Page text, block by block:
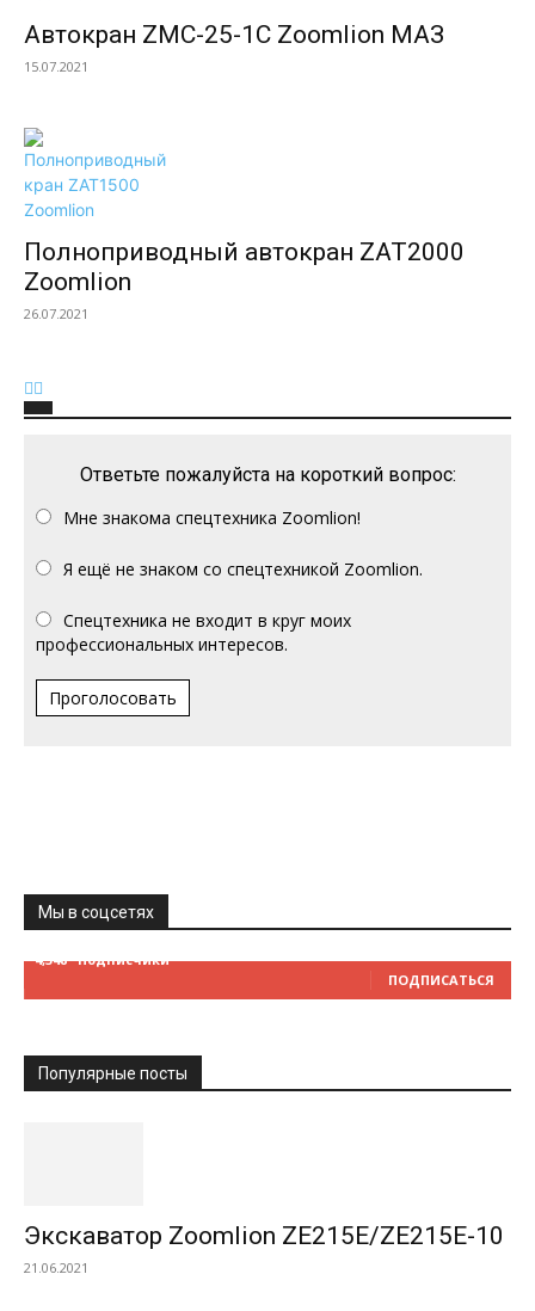
Автокран ZMC-25-1С Zoomlion МАЗ
15.07.2021
Полноприводный автокран ZAT2000
Zoomlion
26.07.2021
Ответьте пожалуйста на короткий вопрос:
Мне знакома спецтехника Zoomlion!
Я ещё не знаком со спецтехникой Zoomlion.
Спецтехника не входит в круг моих
профессиональных интересов.
Проголосовать
Мы в соцсетях
4,348 Подписчики
ПОДПИСАТЬСЯ
Популярные посты
Экскаватор Zoomlion ZE215E/ZE215E-10
21.06.2021